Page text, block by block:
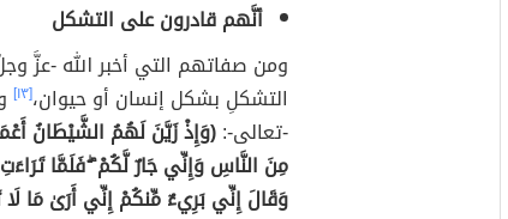
أنَّهم قادرون على التشكل
ومن صفاتهم التي أخبر الله -عزَّ
التشكلِ بشكل إنسان أو حيوان،[١٣]
-تعالى-:(وَإِذْ زَيَّنَ لَهُمُ الشَّيْطَانُ
مِنَ النَّاسِ وَإِنِّي جَارٌ لَّكُمْ ۖ فَلَمَّا
وَقَالَ إِنِّي بَرِيءٌ مِّنكُمْ إِنِّي أَرَىٰ مَا